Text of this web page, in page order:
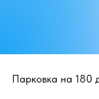
Парковка на 180